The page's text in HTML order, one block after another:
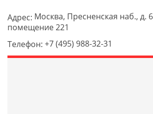
Адрес: Москва, Пресненская наб., д.
помещение 221
Телефон: +7 (495) 988-32-31